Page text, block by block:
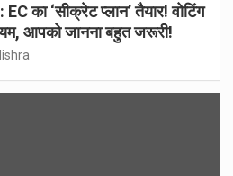
का ‘सीक्रेट प्लान’ तैयार! वोटिंग
आपको जानना बहुत जरूरी!